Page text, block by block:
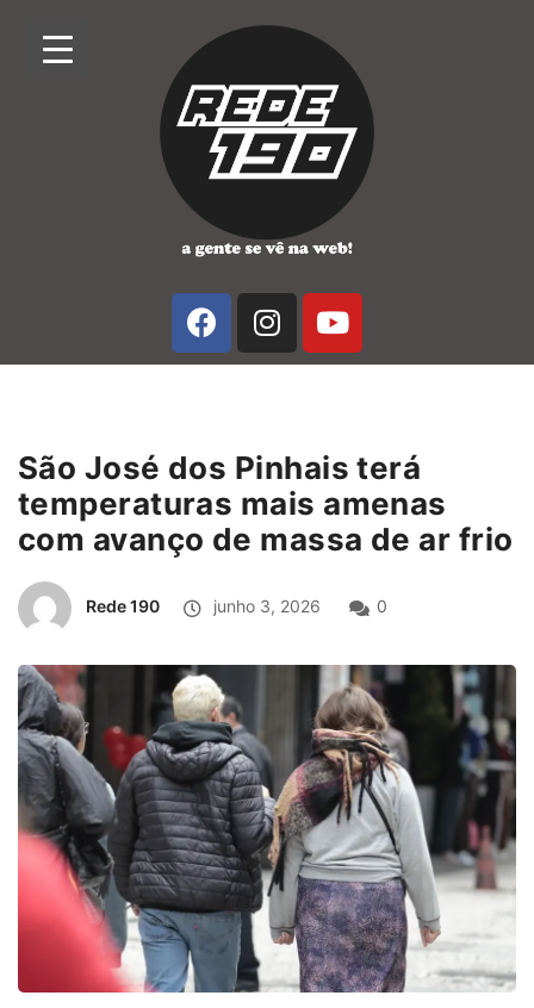
São José dos Pinhais terá
temperaturas mais amenas
com avanço de massa de ar frio
Rede 190 junho 3, 2026 0